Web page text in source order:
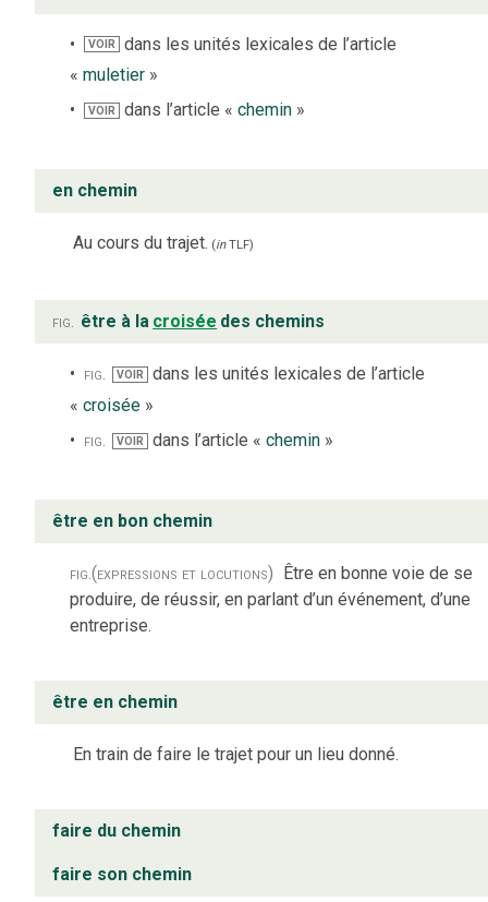
VOIR
dans les unités lexicales de l’article
« muletier »
VOIR dans l’article «chemin »
en chemin
Au cours du trajet. (inTLF)
fig. être à la croisée des chemins
fig. VOIR
dans les unités lexicales de l’article
« croisée »
fig.
VOIR dans l’article « chemin»
être en bon chemin
fig.(expressions et locutions) Être en bonne voie de se
produire, de réussir, en parlant d’un événement, d’une
entreprise.
être en chemin
En train de faire le trajet pour un lieu donné.
faire du chemin
faire son chemin